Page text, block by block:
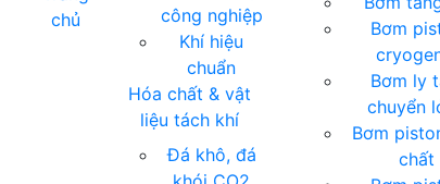
chủ
công nghiệp
Khí hiệu
chuẩn
Hóa chất & vật
liệu tách khí
Đá khô, đá
Bơm
Bơm ly
chuyển
Bơm
chất